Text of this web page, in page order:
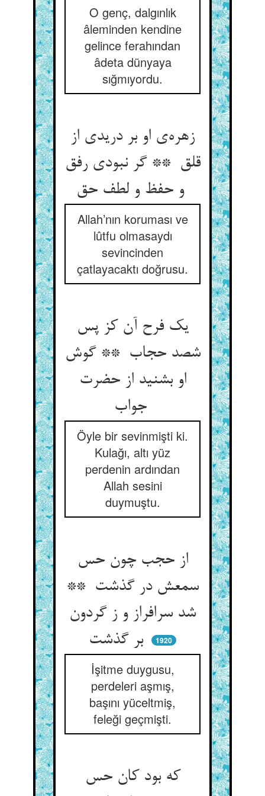
O genç, dalgınlık
âleminden kendine
gelince ferahından
âdeta dünyaya
sığmıyordu.
زهره‌ی او بر دریدی از
قلق ** گر نبودی رفق
و حفظ و لطف حق
Allah’nın koruması ve
lûtfu olmasaydı
sevincinden
çatlayacaktı doğrusu.
یک فرح آن کز پس
شصد حجاب ** گوش
او بشنید از حضرت
جواب
Öyle bir sevinmişti ki.
Kulağı, altı yüz
perdenin ardından
Allah sesini
duymuştu.
از حجب چون حس
سمعش در گذشت **
شد سرافراز و ز گردون
بر گذشت
1920
İşitme duygusu,
perdeleri aşmış,
başını yüceltmiş,
feleği geçmişti.
که بود کان حس